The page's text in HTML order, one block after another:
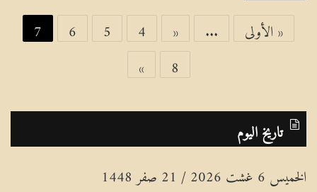
« الأولى ...
«
4
5
6
7
8
»
تاريخ اليوم
الخميس 6 غشت 2026 / 21 صفر 1448